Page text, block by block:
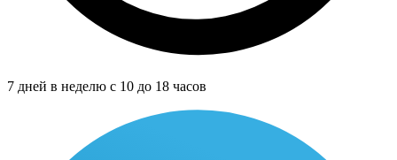
7 дней в неделю с 10 до 18 часов